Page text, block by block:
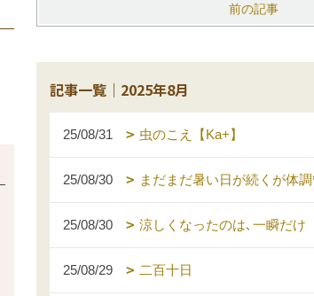
前の記事
記事一覧｜2025年8月
25/08/31 虫のこえ【Ka+】
25/08/30 まだまだ暑い日が続くが体
25/08/30 涼しくなったのは､一瞬だけ
25/08/29 二百十日